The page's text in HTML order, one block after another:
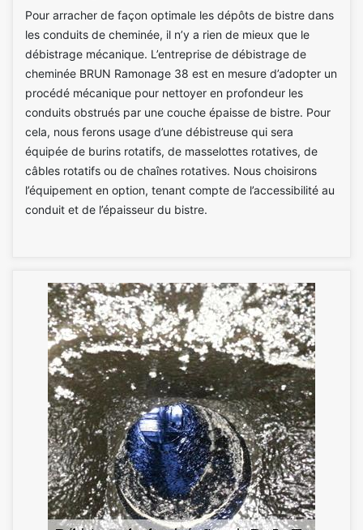
Pour arracher de façon optimale les dépôts de bistre dans
les conduits de cheminée, il n’y a rien de mieux que le
débistrage mécanique. L’entreprise de débistrage de
cheminée BRUN Ramonage 38 est en mesure d’adopter un
procédé mécanique pour nettoyer en profondeur les
conduits obstrués par une couche épaisse de bistre. Pour
cela, nous ferons usage d’une débistreuse qui sera
équipée de burins rotatifs, de masselottes rotatives, de
câbles rotatifs ou de chaînes rotatives. Nous choisirons
l’équipement en option, tenant compte de l’accessibilité au
conduit et de l’épaisseur du bistre.